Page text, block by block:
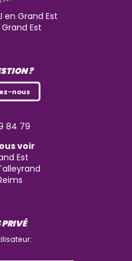
en Grand Est
Est
?
nous
84 79
voir
Est